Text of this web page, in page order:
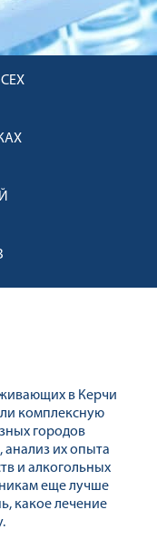
в Керчи
комплексную
городов
их опыта
и алкогольных
еще лучше
какое лечение